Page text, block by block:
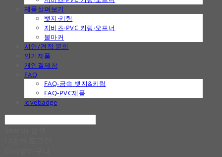
제품살펴보기
뱃지·키링
지비츠·PVC 키링·오프너
볼마커
시안/견적 문의
인기제품
개인결제창
FAQ
FAQ-금속 뱃지&키링
FAQ-PVC제품
lovebadge